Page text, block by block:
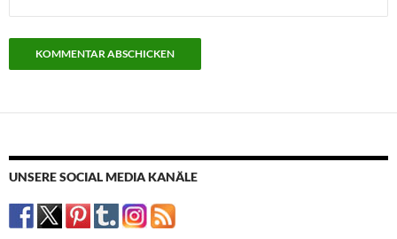
UNSERE SOCIAL MEDIA KANÄLE